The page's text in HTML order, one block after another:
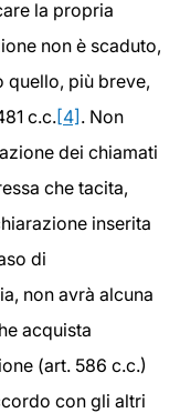
la propria
non è scaduto,
quello, più breve,
c.c.[4]. Non
dei chiamati
che tacita,
inserita
di
non avrà alcuna
acquista
(art. 586 c.c.)
con gli altri